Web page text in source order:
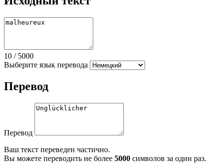
10 / 5000
Выберите язык перевода
Перевод
Перевод
Ваш текст переведен частично.
Вы можете переводить не более 5000 символов за один раз.